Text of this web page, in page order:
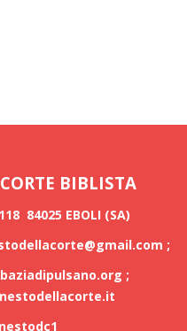
BIBLISTA
84025 EBOLI (SA)
;
;